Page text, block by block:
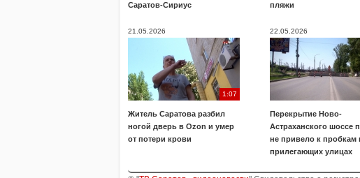
Саратов-Сириус
пляжи
21.05.2026
1:07
Житель Саратова разбил
ногой дверь в Ozon и умер
от потери крови
22.05.2026
Перекрытие Ново-
Астраханского шоссе
не привело к пробкам
прилегающих улицах